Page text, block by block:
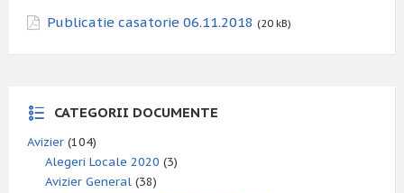
Publicatie casatorie 06.11.2018 (20 kB)
CATEGORII DOCUMENTE
Avizier (104)
Alegeri Locale 2020 (3)
Avizier General (38)